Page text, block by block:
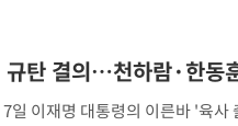
업을 한 채 수수한 외모를 드러냈
탄 결의…천하람·한동
이재명 대통령의 이른바 '육사